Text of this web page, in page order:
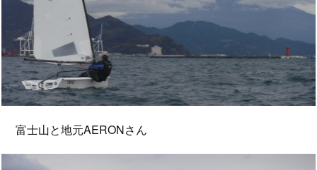
富士山と地元AERONさん